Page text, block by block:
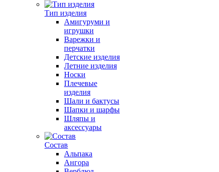
Тип изделия
Амигуруми и
игрушки
Варежки и
перчатки
Детские изделия
Летние изделия
Носки
Плечевые
изделия
Шали и бактусы
Шапки и шарфы
Шляпы и
аксессуары
Состав
Альпака
Ангора